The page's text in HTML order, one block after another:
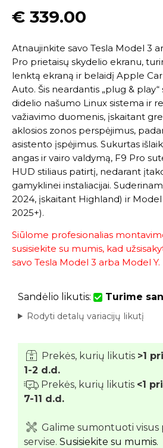
€ 339.00
Atnaujinkite savo Tesla Model 3
Pro prietaisų skydelio ekranu,
lenktą ekraną ir belaidį Apple
Auto. Šis neardantis „plug &
didelio našumo Linux sistema ir
važiavimo duomenis, įskaitant
aklosios zonos perspėjimus,
asistento įspėjimus. Sukurtas
angas ir vairo valdymą, F9 Pro
HUD stiliaus patirtį, nedarant
gamyklinei instaliacijai.
2024, įskaitant Highland) ir
2025+).
Siūlome profesionalias
susisiekite su mumis, kad
savo Tesla Model 3 arba Model Y.
Sandėlio likutis: Turime
Rodyti detalų variacijų likutį
Prekės, kurių likutis >1
1-2 d.d.
Prekės, kurių likutis <1
7-11 d.d.
Galime sumontuoti
servise. Susisiekite su mumis.